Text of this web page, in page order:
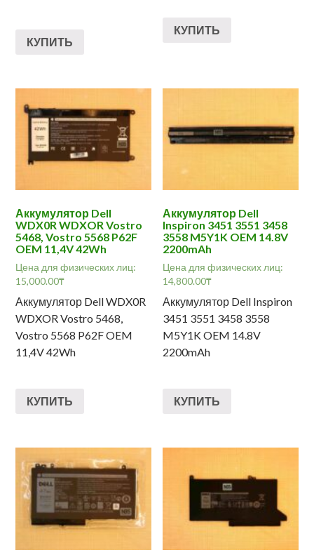
КУПИТЬ
КУПИТЬ
Аккумулятор Dell
WDX0R WDXOR Vostro
5468, Vostro 5568 P62F
OEM 11,4V 42Wh
Цена для физических лиц:
15,000.00₸
Аккумулятор Dell WDX0R
WDXOR Vostro 5468,
Vostro 5568 P62F OEM
11,4V 42Wh
КУПИТЬ
Аккумулятор Dell
Inspiron 3451 3551 3458
3558 M5Y1K OEM 14.8V
2200mAh
Цена для физических лиц:
14,800.00₸
Аккумулятор Dell Inspiron
3451 3551 3458 3558
M5Y1K OEM 14.8V
2200mAh
КУПИТЬ